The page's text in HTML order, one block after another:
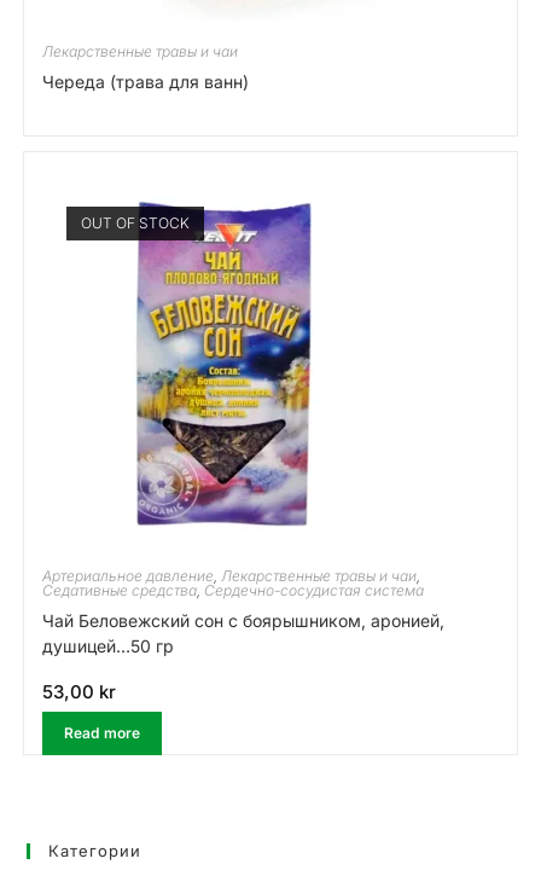
Лекарственные травы и чаи
Череда (трава для ванн)
OUT OF STOCK
Артериальное давление, Лекарственные травы и чаи,
Седативные средства, Сердечно-сосудистая система
Чай Беловежский сон с боярышником, аронией,
душицей…50 гр
53,00 kr
Read more
Категории